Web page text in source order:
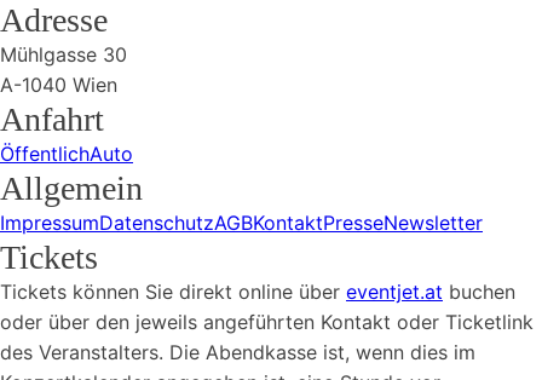
Adresse
Mühlgasse 30
A-1040 Wien
Anfahrt
ÖffentlichAuto
Allgemein
ImpressumDatenschutzAGBKontaktPresseNewsletter
Tickets
Tickets können Sie direkt online über eventjet.at buchen
oder über den jeweils angeführten Kontakt oder Ticketlink
des Veranstalters. Die Abendkasse ist, wenn dies im